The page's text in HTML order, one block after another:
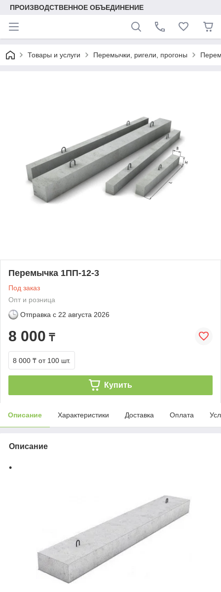
ПРОИЗВОДСТВЕННОЕ ОБЪЕДИНЕНИЕ
Товары и услуги Перемычки, ригели, прогоны
Перемычка 1ПП-12-3
Под заказ
Опт и розница
Отправка с 22 августа 2026
8 000 ₸
8 000 ₸ от 100 шт.
Купить
Описание Характеристики Доставка Оплата
Описание